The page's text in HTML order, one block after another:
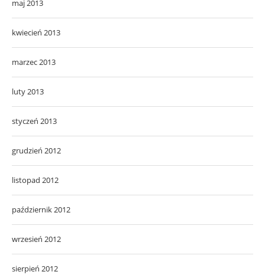
maj 2013
kwiecień 2013
marzec 2013
luty 2013
styczeń 2013
grudzień 2012
listopad 2012
październik 2012
wrzesień 2012
sierpień 2012